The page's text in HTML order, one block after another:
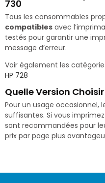
730
Tous les consommables
compatibles avec
testés pour garantir une
message d’erreur.
Voir également les
HP 728
Quelle Version
Pour un usage occasionnel,
suffisantes. Si vous
sont recommandées pour
prix par page plus